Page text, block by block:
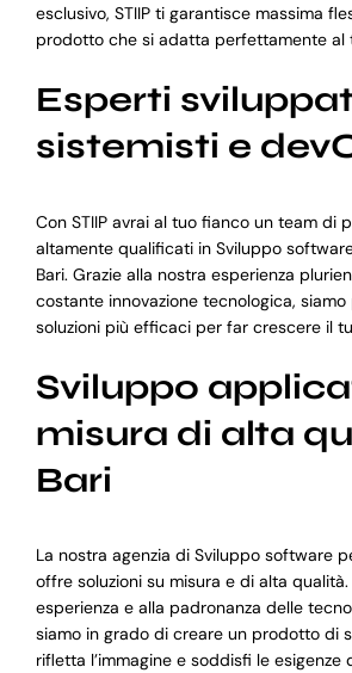
esclusivo, STIIP ti garantisce massima
prodotto che si adatta perfettamente al
Esperti
sistemisti e
Con STIIP avrai al tuo fianco un team di
altamente qualificati in Sviluppo
Bari. Grazie alla nostra esperienza
costante innovazione tecnologica,
soluzioni più efficaci per far crescere il
Sviluppo
misura di alta
Bari
La nostra agenzia di Sviluppo software
offre soluzioni su misura e di alta
esperienza e alla padronanza delle
siamo in grado di creare un prodotto di
rifletta l’immagine e soddisfi le esigenze